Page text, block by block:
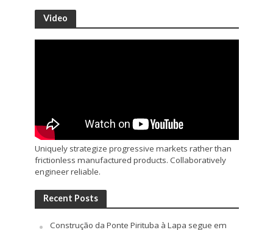
Video
Uniquely strategize progressive markets rather than
frictionless manufactured products. Collaboratively
engineer reliable.
Recent Posts
Construção da Ponte Pirituba à Lapa segue em